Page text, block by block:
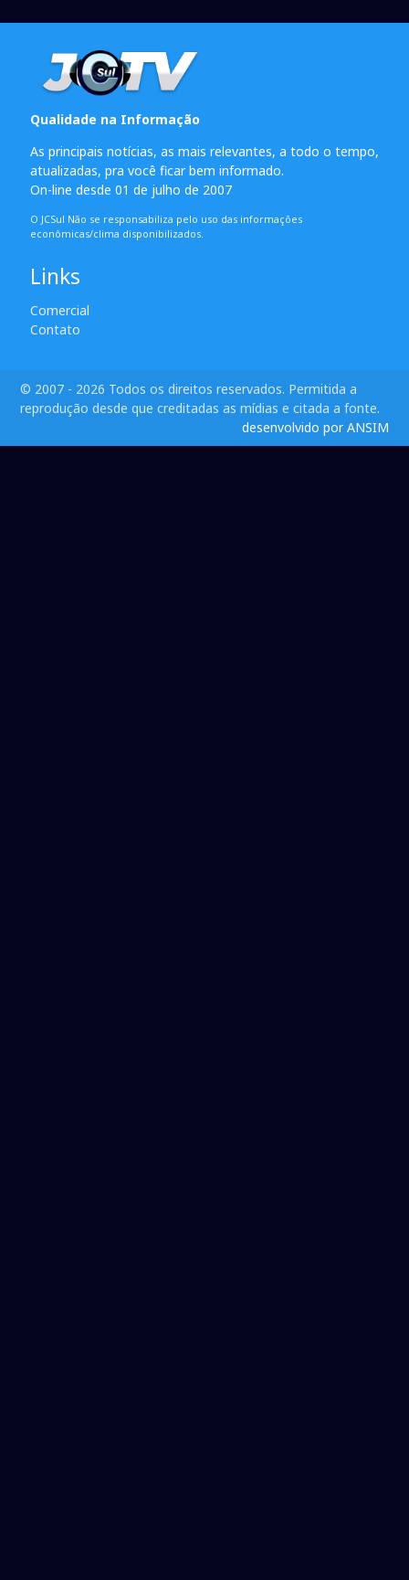
Qualidade na Informação
As principais notícias, as mais relevantes, a todo o tempo,
atualizadas, pra você ficar bem informado.
On-line desde 01 de julho de 2007
O JCSul Não se responsabiliza pelo uso das informações
econômicas/clima disponibilizados.
Links
Comercial
Contato
© 2007 - 2026 Todos os direitos reservados. Permitida a
reprodução desde que creditadas as mídias e citada a fonte.
desenvolvido por ANSIM